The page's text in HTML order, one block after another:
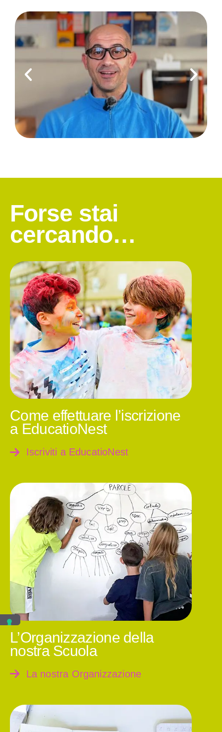
Forse stai
cercando…
Come effettuare l’iscrizione
a EducatioNest
Iscriviti a EducatioNest
L’Organizzazione della
nostra Scuola
La nostra Organizzazione